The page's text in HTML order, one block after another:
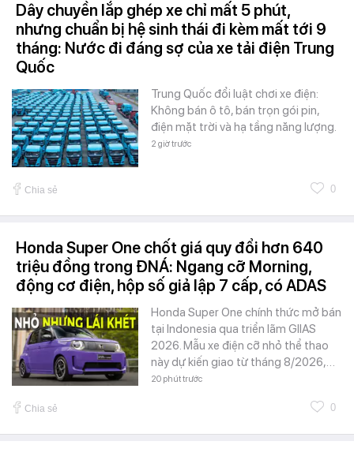
Dây chuyền lắp ghép xe chỉ mất 5 phút,
nhưng chuẩn bị hệ sinh thái đi kèm mất tới 9
tháng: Nước đi đáng sợ của xe tải điện Trung
Quốc
Trung Quốc đổi luật chơi xe điện:
Không bán ô tô, bán trọn gói pin,
điện mặt trời và hạ tầng năng lượng.
2 giờ trước
Chia sẻ 0
Honda Super One chốt giá quy đổi hơn 640
triệu đồng trong ĐNÁ: Ngang cỡ Morning,
động cơ điện, hộp số giả lập 7 cấp, có ADAS
Honda Super One chính thức mở bán
tại Indonesia qua triển lãm GIIAS
2026. Mẫu xe điện cỡ nhỏ thể thao
này dự kiến giao từ tháng 8/2026,…
20 phút trước
Chia sẻ 0